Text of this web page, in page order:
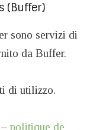
(Buffer)
sono servizi di
da Buffer.
di utilizzo.
politique de